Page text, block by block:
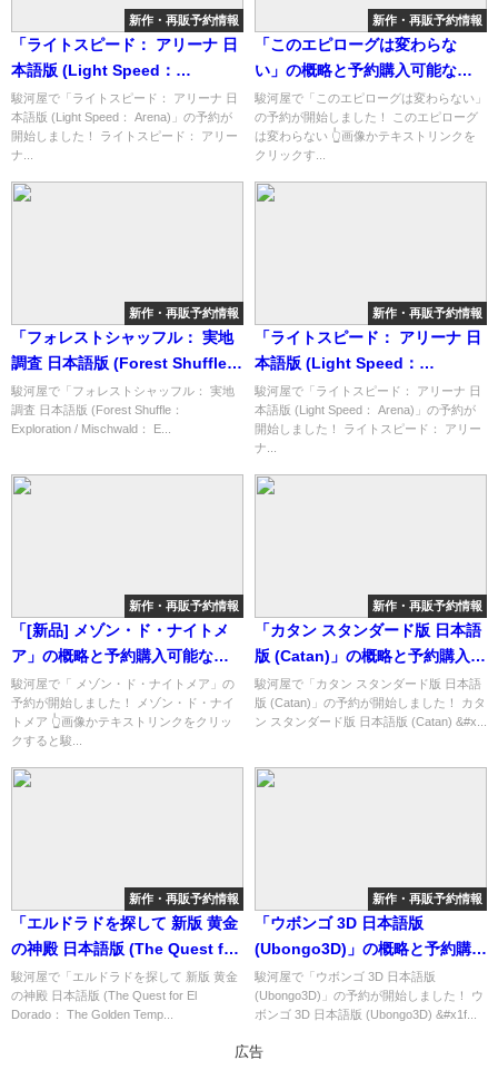
新作・再販予約情報
「ライトスピード： アリーナ 日
本語版 (Light Speed：
Arena)」の概略と予約購入可能
なショップ紹介！
駿河屋で「ライトスピード： アリーナ 日
本語版 (Light Speed： Arena)」の予約が
開始しました！ ライトスピード： アリー
ナ...
新作・再販予約情報
「このエピローグは変わらな
い」の概略と予約購入可能なシ
ョップ紹介！
駿河屋で「このエピローグは変わらない」
の予約が開始しました！ このエピローグ
は変わらない 👆画像かテキストリンクを
クリックす...
新作・再販予約情報
「フォレストシャッフル： 実地
調査 日本語版 (Forest Shuffle：
Exploration / Mischwald：
Entdeckungen)」の概略と予約
購入可能なショップ紹介！
駿河屋で「フォレストシャッフル： 実地
調査 日本語版 (Forest Shuffle：
Exploration / Mischwald： E...
新作・再販予約情報
「ライトスピード： アリーナ 日
本語版 (Light Speed：
Arena)」の概略と予約購入可能
なショップ紹介！
駿河屋で「ライトスピード： アリーナ 日
本語版 (Light Speed： Arena)」の予約が
開始しました！ ライトスピード： アリー
ナ...
新作・再販予約情報
「[新品] メゾン・ド・ナイトメ
ア」の概略と予約購入可能なシ
ョップ紹介！
駿河屋で「 メゾン・ド・ナイトメア」の
予約が開始しました！ メゾン・ド・ナイ
トメア 👆画像かテキストリンクをクリッ
クすると駿...
新作・再販予約情報
「カタン スタンダード版 日本語
版 (Catan)」の概略と予約購入可
能なショップ紹介！
駿河屋で「カタン スタンダード版 日本語
版 (Catan)」の予約が開始しました！ カタ
ン スタンダード版 日本語版 (Catan) &#x...
新作・再販予約情報
「エルドラドを探して 新版 黄金
の神殿 日本語版 (The Quest for
El Dorado： The Golden
Temples)」の概略と予約購入可
駿河屋で「エルドラドを探して 新版 黄金
の神殿 日本語版 (The Quest for El
Dorado： The Golden Temp...
新作・再販予約情報
「ウボンゴ 3D 日本語版
(Ubongo3D)」の概略と予約購入
可能なショップ紹介！
駿河屋で「ウボンゴ 3D 日本語版
(Ubongo3D)」の予約が開始しました！ ウ
ボンゴ 3D 日本語版 (Ubongo3D) &#x1f...
広告